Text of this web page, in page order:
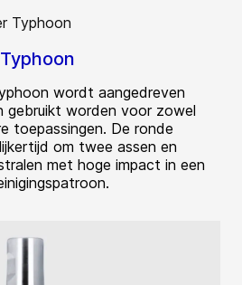
wordt aangedreven
gebruikt worden voor zowel
toepassingen. De ronde
om twee assen en
met hoge impact in een